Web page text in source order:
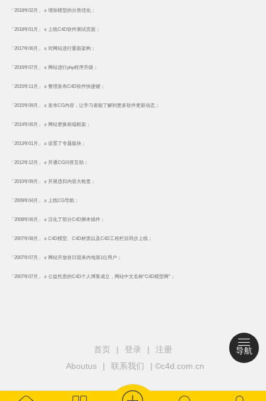
「2018年02月」 ○ 增加模型的分类优化；
「2018年01月」 ○ 上线C4D软件测试页面；
「2017年06月」 ○ 对网站进行重新架构；
「2016年07月」 ○ 网站进行php程序升级；
「2015年11月」 ○ 整理发布C4D软件快捷键；
「2015年09月」 ○ 发布CG内容，让学习者能了解到更多软件更新动态；
「2014年06月」 ○ 网站更换前端框架；
「2013年01月」 ○ 设置了专题版块；
「2012年12月」 ○ 开通CG问答互助；
「2010年09月」 ○ 开展违归内容大检查；
「2009年04月」 ○ 上线CG导航；
「2008年06月」 ○ 汉化了部分C4D脚本插件；
「2007年08月」 ○ C4D模型、C4D材质以及C4D工程栏目同步上线；
「2007年07月」 ○ 网站开放首日迎来内地第1位用户；
「2007年07月」 ○ 公益性质的C4D个人博客成立，网站中文名称“C4D模型网”；
首页 | 登录 |
注册
Aboutus
| 联系我们 | ©c4d.com.cn
导航